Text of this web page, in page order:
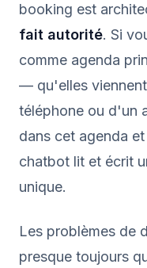
booking est
fait autorité. Si
comme agenda
— qu'elles
téléphone ou d'un
dans cet agenda
chatbot lit et écrit
unique.
Les problèmes de
presque toujours